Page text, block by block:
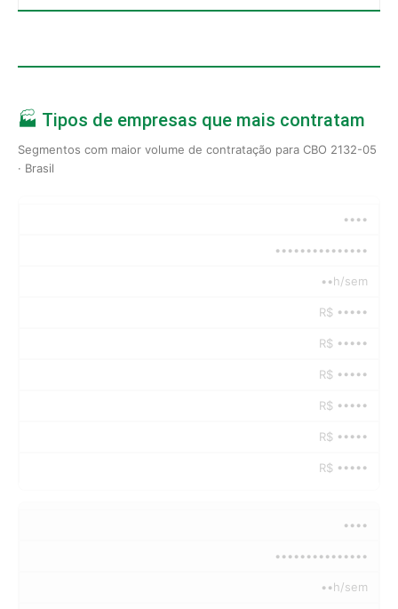
🏭 Tipos de empresas que mais contratam
Segmentos com maior volume de contratação para CBO 2132-05
· Brasil
••••
•••••••••••••••
••h/sem
R$ •••••
R$ •••••
R$ •••••
R$ •••••
R$ •••••
R$ •••••
••••
•••••••••••••••
••h/sem